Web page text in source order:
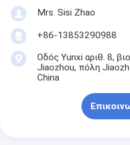
Mrs. Sisi Zhao
+86-13853290988
Οδός Yunxi αριθ. 8,
Jiaozhou, πόλη
China